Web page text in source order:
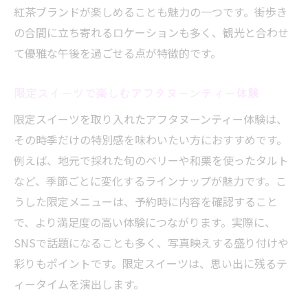
紅茶ブランドが楽しめることも魅力の一つです。街歩き
の合間に立ち寄れるロケーションも多く、観光と合わせ
て優雅な午後を過ごせる点が特徴的です。
限定スイーツを取り入れたアフタヌーンティー体験は、
その時季だけの特別感を味わいたい方におすすめです。
例えば、地元で採れた旬のベリーや和栗を使ったタルト
など、季節ごとに変化するラインナップが魅力です。こ
うした限定メニューは、予約時に内容を確認すること
で、より満足度の高い体験につながります。実際に、
SNSで話題になることも多く、写真映えする盛り付けや
彩りもポイントです。限定スイーツは、思い出に残るテ
ィータイムを演出します。